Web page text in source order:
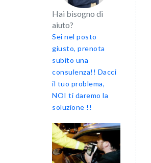
Hai bisogno di
aiuto?
Sei nel posto
giusto, prenota
subito una
consulenza!! Dacci
il tuo problema,
NOI ti daremo la
soluzione !!